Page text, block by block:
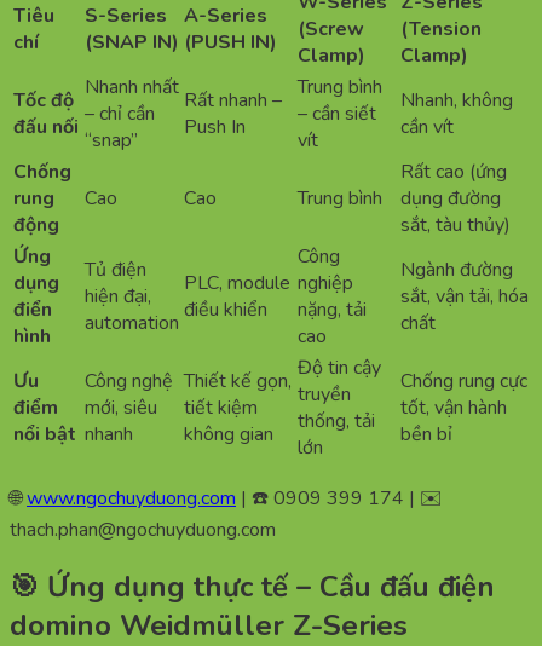
Tiêu
chí
S-Series
(SNAP IN)
A-Series
(PUSH IN)
(Screw
Clamp)
(Tension
Clamp)
Tốc độ
đấu nối
Nhanh nhất
– chỉ cần
“snap”
Rất nhanh –
Push In
Trung bình
– cần siết
vít
Nhanh, không
cần vít
Chống
rung
động
Cao Cao Trung bình
Rất cao (ứng
dụng đường
sắt, tàu thủy)
Ứng
dụng
điển
hình
Tủ điện
hiện đại,
automation
PLC, module
điều khiển
Công
nghiệp
nặng, tải
cao
Ngành đường
sắt, vận tải, hóa
chất
Ưu
điểm
nổi bật
Công nghệ
mới, siêu
nhanh
Thiết kế gọn,
tiết kiệm
không gian
Độ tin cậy
truyền
thống, tải
lớn
Chống rung cực
tốt, vận hành
bền bỉ
🌐www.ngochuyduong.com | ☎️ 0909 399 174 | ✉️
thach.phan@ngochuyduong.com
🎯 Ứng dụng thực tế – Cầu đấu điện
domino Weidmüller Z-Series